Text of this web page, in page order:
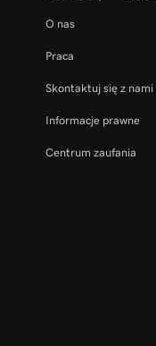
O nas
Praca
Skontaktuj się z nami
Informacje prawne
Centrum zaufania